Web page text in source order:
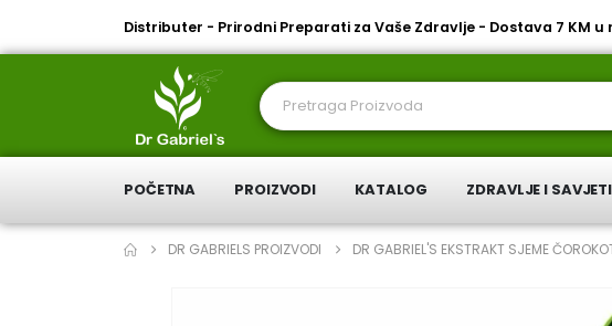
Distributer - Prirodni Preparati za Vaše Zdravlje - Dostava 7 KM u
POČETNA PROIZVODI KATALOG ZDRAVLJE I SAVJETI
DR GABRIELS PROIZVODI DR GABRIEL'S EKSTRAKT SJEME